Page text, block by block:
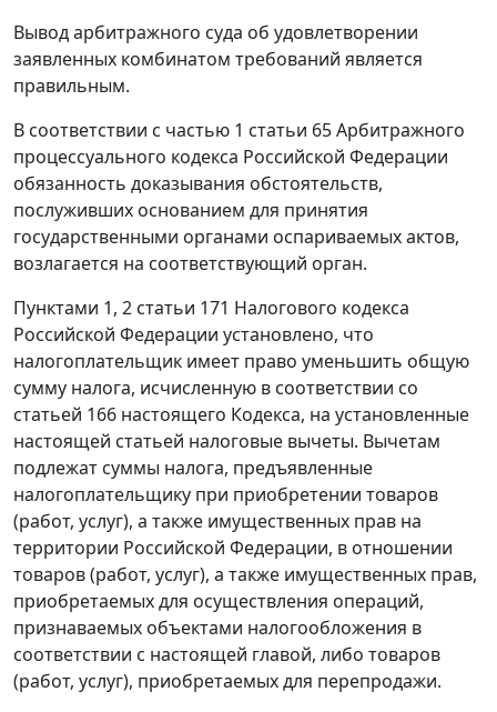
Вывод арбитражного суда об удовлетворении
заявленных комбинатом требований является
правильным.
В соответствии с частью 1 статьи 65Арбитражного
процессуального кодекса Российской Федерации
обязанность доказывания обстоятельств,
послуживших основанием для принятия
государственными органами оспариваемых актов,
возлагается на соответствующий орган.
Пунктами 1, 2 статьи 171 Налогового кодекса
Российской Федерации установлено, что
налогоплательщик имеет право уменьшить общую
сумму налога, исчисленную в соответствии со
статьей 166 настоящего Кодекса, на установленные
настоящей статьей налоговые вычеты. Вычетам
подлежат суммы налога, предъявленные
налогоплательщику при приобретении товаров
(работ, услуг), а также имущественных прав на
территории Российской Федерации, в отношении
товаров (работ, услуг), а также имущественных прав,
приобретаемых для осуществления операций,
признаваемых объектами налогообложения в
соответствии с настоящей главой, либо товаров
(работ, услуг), приобретаемых для перепродажи.